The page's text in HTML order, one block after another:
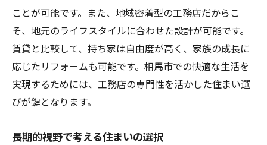
ことが可能です。また、地域密着型の工務店だからこ
そ、地元のライフスタイルに合わせた設計が可能です。
賃貸と比較して、持ち家は自由度が高く、家族の成長に
応じたリフォームも可能です。相馬市での快適な生活を
実現するためには、工務店の専門性を活かした住まい選
びが鍵となります。
長期的視野で考える住まいの選択